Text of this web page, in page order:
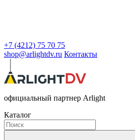
+7 (4212) 75 70 75
shop@arlightdv.ru Контакты
официальный партнер Arlight
Каталог